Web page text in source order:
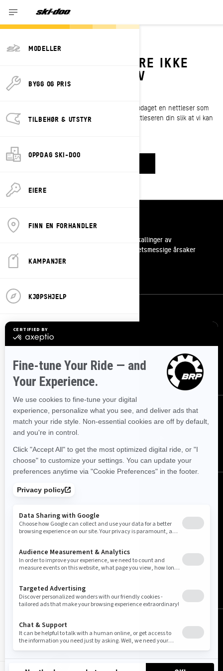
MODELLER
BYGG OG PRIS
TILBEHØR & UTSTYR
OPPDAG SKI-DOO
EIERE
FINN EN FORHANDLER
KAMPANJER
KJØPSHJELP
VI STØTTER DESSVERRE IKKE
DENNE VERSJONEN AV
NETTLESEREN DIN.
Du har kommet til denne siden fordi vi har oppdaget en nettleser som
ikke støttes. Vi anbefaler at du oppdaterer nettleseren din slik at vi kan
gi deg den best mulige opplevelsen.
Karrierer
Tilbakekallinger av
sikkerhetsmessige årsaker
Bli med på nyhetsbrevet.
ABONNER
Følg oss
Norge (norsk)
© BRP 2003-2026
Juridisk merknad
Personvern
Cookie Policy